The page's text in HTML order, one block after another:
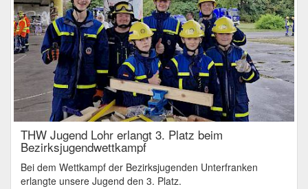
THW Jugend Lohr erlangt 3. Platz beim
Bezirksjugendwettkampf
Bei dem Wettkampf der Bezirksjugenden Unterfranken
erlangte unsere Jugend den 3. Platz.